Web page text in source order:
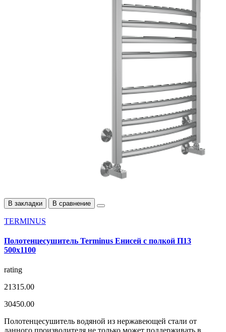
В закладки В сравнение
TERMINUS
Полотенцесушитель Terminus Енисей с полкой П13
500х1100
rating
21315.00
30450.00
Полотенцесушитель водяной из нержавеющей стали от